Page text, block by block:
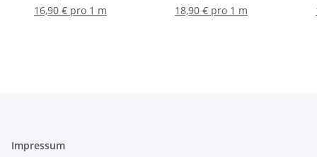
16,90 € pro 1 m
rosa
18,90 € pro 1 m
Impressum